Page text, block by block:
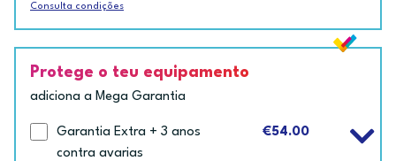
Consulta condições
Protege o teu equipamento
adiciona a Mega Garantia
Garantia Extra + 3 anos
contra avarias
€54.00